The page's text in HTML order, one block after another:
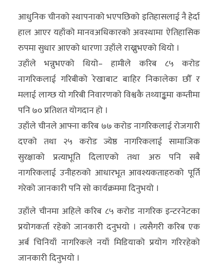
अन्य
क्लिक
खबर
विशेष
राशिफल
फोटो
ग्यालरी
भिडियो
आधुनिक चीनको स्थापनाको भएपछिको इतिहासलाई नै हेर्दा
हाल आएर यहाँको मानवअधिकारको अवस्थामा ऐतिहासिक
रुपमा सुधार आएको धारणा उहाँले राख्नुभएको थियो ।
उहाँले भन्नुभएको थियो– हामीले करिब ८५ करोड
नागरिकलाई गरिबीको रेखाबाट बाहिर निकालेका छौँ र
मलाई लाग्छ यो गरिबी निवारणको विश्वकै तथ्याङ्कमा कम्तीमा
पनि ७० प्रतिशत योगदान हो ।
उहाँले चीनले आफ्ना करिब ७७ करोड नागरिकलाई रोजगारी
दएको तथा २५ करोड ज्येष्ठ नागरिकलाई सामाजिक
सुरक्षाको प्रत्याभूति दिलाएको तथा अरु पनि सबै
नागरिकलाई उनीहरुको आधारभूत आवश्यकताहरुको पूर्ति
गरेको जानकारी पनि सो कार्यक्रममा दिनुभयो ।
उहाँले चीनमा अहिले करिब ८५ करोड नागरिक इन्टरनेटका
प्रयोगकर्ता रहेको जानकारी दनुभयो । त्यसैगरी करिब एक
अर्ब चिनियाँ नागरिकले नयाँ मिडियाको प्रयोग गरिरहेको
जानकारी दिनुभयो ।